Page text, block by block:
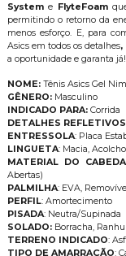
Systeme FlyteFoam
permitindo o retorno da
menos esforço. E, para
Asics em todos os detalhes,
a oportunidade e garanta já!
NOME: Tênis Asics Gel
GÊNERO: Masculino
INDICADO PARA: Corrida
DETALHES REFLETIVOS
ENTRESSOLA: Placa
LINGUETA: Macia,
MATERIAL DO
Abertas)
PALMILHA: EVA,
PERFIL: Amortecimento
PISADA: Neutra/Supinada
SOLADO: Borracha,
TERRENO INDICADO:
TIPO DE AMARRAÇÃO: